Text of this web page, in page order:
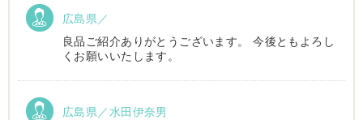
広島県／
良品ご紹介ありがとうございます。 今後ともよろし
くお願いいたします。
広島県／水田伊奈男